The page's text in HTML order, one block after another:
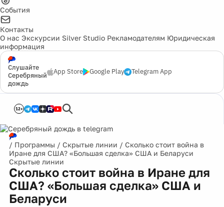
События
Контакты
О нас Экскурсии Silver Studio Рекламодателям Юридическая
информация
Слушайте
Серебряный
дождь
App Store Google Play Telegram App
12+
/ Программы / Скрытые линии / Сколько стоит война в
Иране для США? «Большая сделка» США и Беларуси
Скрытые линии
Сколько стоит война в Иране для
США? «Большая сделка» США и
Беларуси